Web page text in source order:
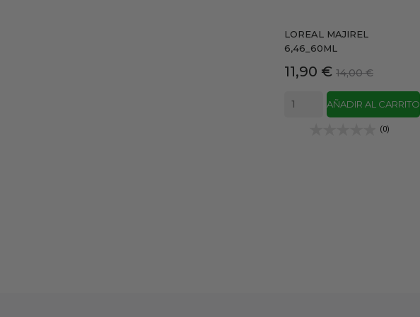
LOREAL MAJIREL
6,46_60ML
Precio
11,90 € Precio
base
14,00 €
AÑADIR AL CARRITO
(0)